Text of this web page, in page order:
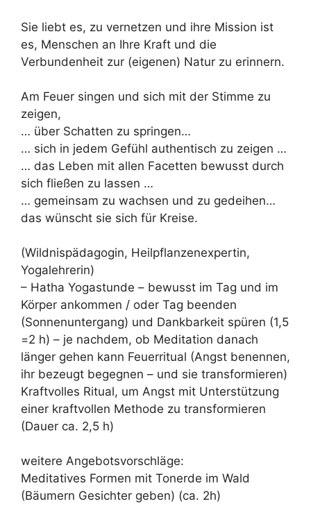
Sie liebt es, zu vernetzen und ihre Mission ist
es, Menschen an Ihre Kraft und die
Verbundenheit zur (eigenen) Natur zu erinnern.
Am Feuer singen und sich mit der Stimme zu
zeigen,
… über Schatten zu springen…
… sich in jedem Gefühl authentisch zu zeigen …
… das Leben mit allen Facetten bewusst durch
sich fließen zu lassen …
… gemeinsam zu wachsen und zu gedeihen…
das wünscht sie sich für Kreise.
(Wildnispädagogin, Heilpflanzenexpertin,
Yogalehrerin)
– Hatha Yogastunde – bewusst im Tag und im
Körper ankommen / oder Tag beenden
(Sonnenuntergang) und Dankbarkeit spüren (1,5
=2 h) – je nachdem, ob Meditation danach
länger gehen kann Feuerritual (Angst benennen,
ihr bezeugt begegnen – und sie transformieren)
Kraftvolles Ritual, um Angst mit Unterstützung
einer kraftvollen Methode zu transformieren
(Dauer ca. 2,5 h)
weitere Angebotsvorschläge:
Meditatives Formen mit Tonerde im Wald
(Bäumern Gesichter geben) (ca. 2h)